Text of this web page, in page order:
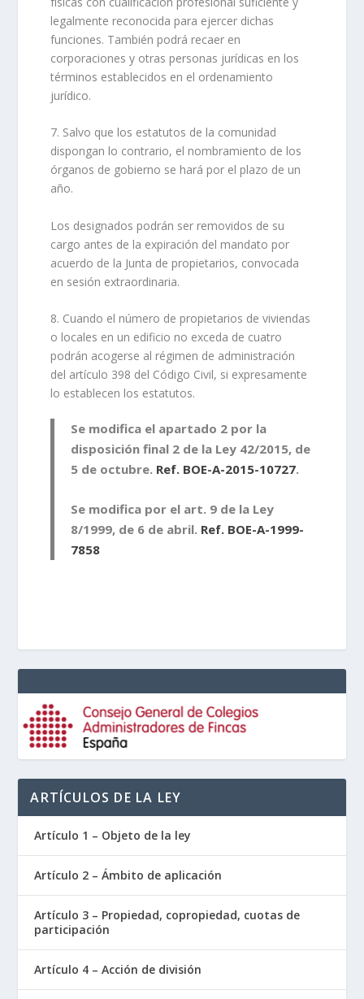
legalmente reconocida para ejercer dichas
funciones. También podrá recaer en
corporaciones y otras personas jurídicas en los
términos establecidos en el ordenamiento
jurídico.
7. Salvo que los estatutos de la comunidad
dispongan lo contrario, el nombramiento de los
órganos de gobierno se hará por el plazo de un
año.
Los designados podrán ser removidos de su
cargo antes de la expiración del mandato por
acuerdo de la Junta de propietarios, convocada
en sesión extraordinaria.
8. Cuando el número de propietarios de viviendas
o locales en un edificio no exceda de cuatro
podrán acogerse al régimen de administración
del artículo 398 del Código Civil, si expresamente
lo establecen los estatutos.
Se modifica el apartado 2 por la
disposición final 2 de la Ley 42/2015, de
5 de octubre. Ref. BOE-A-2015-10727.
Se modifica por el art. 9 de la Ley
8/1999, de 6 de abril. Ref. BOE-A-1999-
7858
ARTÍCULOS DE LA LEY
Artículo 1 – Objeto de la ley
Artículo 2 – Ámbito de aplicación
Artículo 3 – Propiedad, copropiedad, cuotas de
participación
Artículo 4 – Acción de división